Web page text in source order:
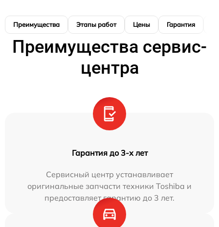
Преимущества Этапы работ Цены Гарантия
Преимущества сервис-
центра
Гарантия до 3-х лет
Сервисный центр устанавливает
оригинальные запчасти техники Toshiba и
предоставляет гарантию до 3 лет.